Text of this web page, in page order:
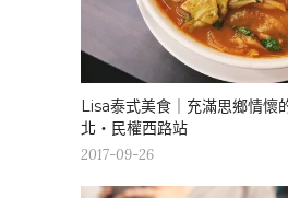
Lisa泰式美食｜充滿思鄉情懷
北・民權西路站
2017-09-26